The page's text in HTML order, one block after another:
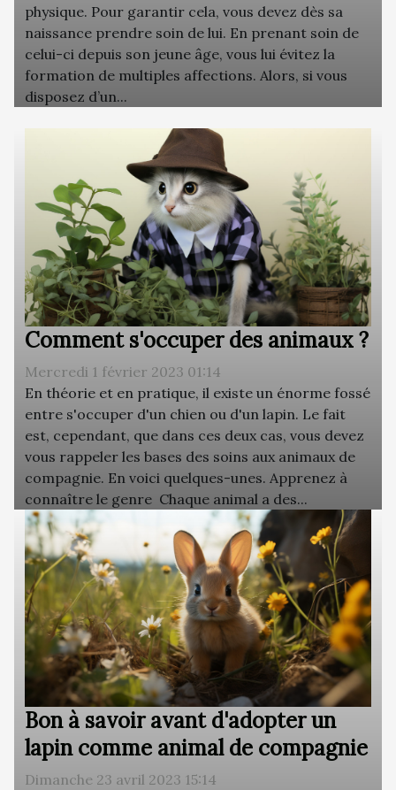
physique. Pour garantir cela, vous devez dès sa
naissance prendre soin de lui. En prenant soin de
celui-ci depuis son jeune âge, vous lui évitez la
formation de multiples affections. Alors, si vous
disposez d’un...
Comment s'occuper des animaux ?
Mercredi 1 février 2023 01:14
En théorie et en pratique, il existe un énorme fossé
entre s'occuper d'un chien ou d'un lapin. Le fait
est, cependant, que dans ces deux cas, vous devez
vous rappeler les bases des soins aux animaux de
compagnie. En voici quelques-unes. Apprenez à
connaître le genre Chaque animal a des...
Bon à savoir avant d'adopter un
lapin comme animal de compagnie
Dimanche 23 avril 2023 15:14